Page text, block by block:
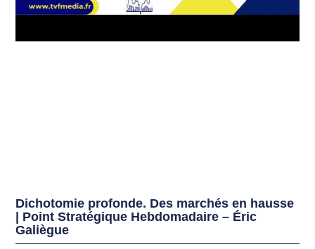
Dichotomie profonde. Des marchés en hausse
| Point Stratégique Hebdomadaire – Éric
Galiègue